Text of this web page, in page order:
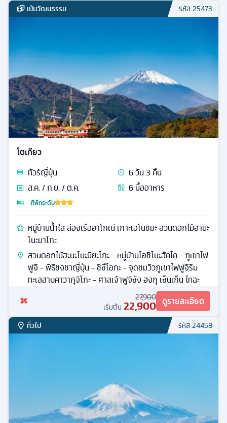
เน้นวัฒนธรรม รหัส25473
โตเกียว
ทัวร์ญี่ปุ่น 6วัน3 คืน
ส.ค. / ก.ย. / ต.ค.
6มื้ออาหาร
ที่พักระดับ
หมู่บ้านน้ำใส ล่องเรือฮาโกเน่ เกาะเอโนชิมะ สวนดอกไม้ฮานะ
โนะมาโกะ
สวนดอกไม้ฮะนะโนะมิยะโกะ - หมู่บ้านโอชิโนะฮัคไค - ภูเขาไฟ
ฟูจิ - พิธีชงชาญี่ปุ่น - ชิซึโอกะ - จุดชมวิวภูเขาไฟฟูจิริม
ทะเลสาบคาวากุจิโกะ - ศาลเจ้าฟูจิซัง ฮงกุ เซ็นเก็น ไทฉะ
27,900
เริ่มต้น 22,900 ดูรายละเอียด
ทั่วไป รหัส24458